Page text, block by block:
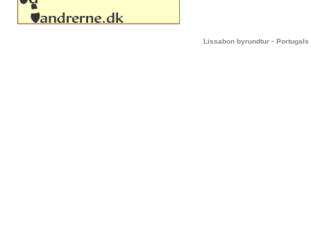
Lissabon byrundtur - Portugals